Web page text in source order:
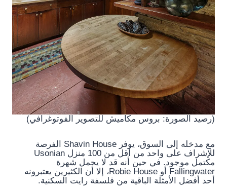
(رصيد الصورة: بروس مكاميش للتصوير الفوتوغرافي)
مع مدخله إلى السوق، يوفر Shavin House الفرصة
للإشراف على واحد من أقل من 100 منزل Usonian
مكتمل موجود. في حين أنه قد لا يحمل شهرة
Fallingwater أو Robie House، إلا أن الكثيرين يعتبرونه
أحد أفضل الأمثلة الباقية من فلسفة رايت السكنية.